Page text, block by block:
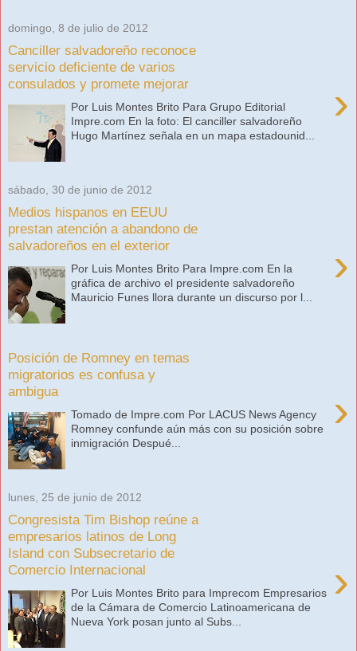
domingo, 8 de julio de 2012
Canciller salvadoreño reconoce
servicio deficiente de varios
consulados y promete mejorar
›
Por Luis Montes Brito Para Grupo Editorial
Impre.com En la foto: El canciller salvadoreño
Hugo Martínez señala en un mapa estadounid...
sábado, 30 de junio de 2012
Medios hispanos en EEUU
prestan atención a abandono de
salvadoreños en el exterior
›
Por Luis Montes Brito Para Impre.com En la
gráfica de archivo el presidente salvadoreño
Mauricio Funes llora durante un discurso por l...
Posición de Romney en temas
migratorios es confusa y
ambigua
›
Tomado de Impre.com Por LACUS News Agency
Romney confunde aún más con su posición sobre
inmigración Despué...
lunes, 25 de junio de 2012
Congresista Tim Bishop reúne a
empresarios latinos de Long
Island con Subsecretario de
Comercio Internacional
›
Por Luis Montes Brito para Imprecom Empresarios
de la Cámara de Comercio Latinoamericana de
Nueva York posan junto al Subs...